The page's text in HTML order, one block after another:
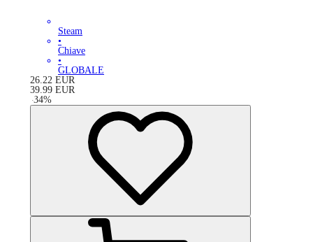
Steam
•
Chiave
•
GLOBALE
26.22 EUR
39.99 EUR
-34%